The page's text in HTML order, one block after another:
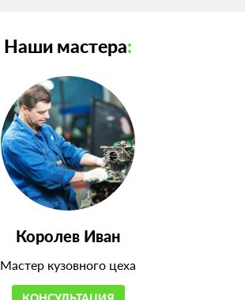
Наши мастера:
Королев Иван
Мастер кузовного цеха